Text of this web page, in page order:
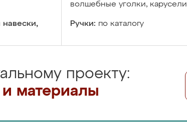
волшебные уголки, карусели
навески,
Ручки: по каталогу
проекту:
материалы